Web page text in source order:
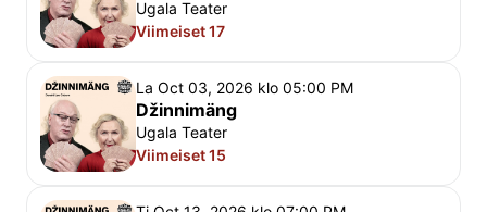
Ugala Teater
Viimeiset 17
La Oct 03, 2026 klo 05:00 PM
Džinnimäng
Ugala Teater
Viimeiset 15